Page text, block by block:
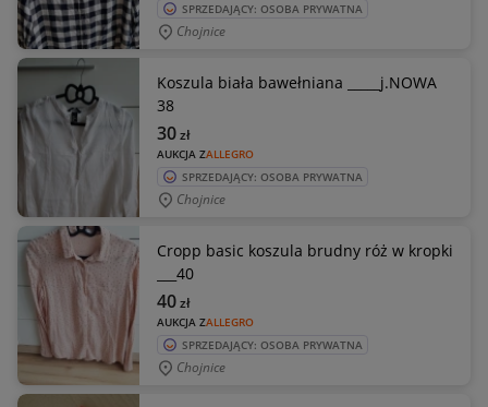
SPRZEDAJĄCY: OSOBA PRYWATNA
Chojnice
Koszula biała bawełniana _____j.NOWA
38
AUKCJA ZALLEGRO
30zł
SPRZEDAJĄCY: OSOBA PRYWATNA
Chojnice
Cropp basic koszula brudny róż w kropki
___40
AUKCJA ZALLEGRO
40zł
SPRZEDAJĄCY: OSOBA PRYWATNA
Chojnice